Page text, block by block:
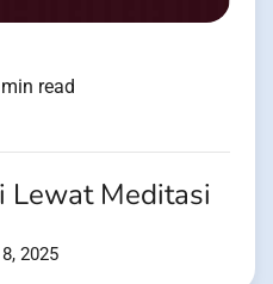
read
Lewat Meditasi
2025